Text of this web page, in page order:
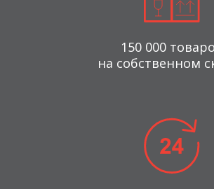
150 000
на собственном